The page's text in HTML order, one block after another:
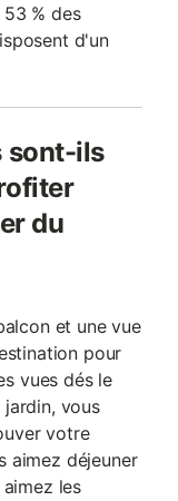
% des
d'un
sont-ils
du
et une vue
pour
vues dés le
jardin, vous
votre
aimez déjeuner
les